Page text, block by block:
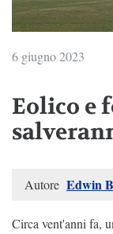
6 giugno 2023
Eolico e
Autore Edwin
Circa vent'anni fa,